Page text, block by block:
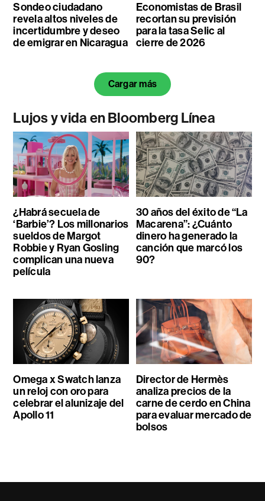
Sondeo ciudadano
revela altos niveles de
incertidumbre y deseo
de emigrar en Nicaragua
Economistas de Brasil
recortan su previsión
para la tasa Selic al
cierre de 2026
Cargar más
Lujos y vida en Bloomberg Línea
¿Habrá secuela de
‘Barbie’? Los millonarios
sueldos de Margot
Robbie y Ryan Gosling
complican una nueva
película
30 años del éxito de “La
Macarena”: ¿Cuánto
dinero ha generado la
canción que marcó los
90?
Omega x Swatch lanza
un reloj con oro para
celebrar el alunizaje del
Apollo 11
Director de Hermès
analiza precios de la
carne de cerdo en China
para evaluar mercado de
bolsos